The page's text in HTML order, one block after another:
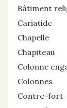
Bâtiment
Cariatide
Chapelle
Chapiteau
Colonne
Colonnes
Contre-fort